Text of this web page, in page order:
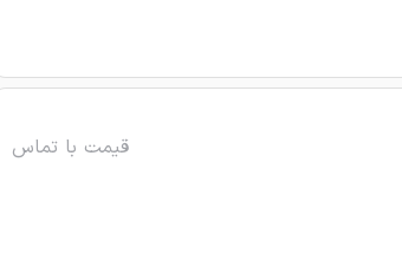
قیمت با تماس